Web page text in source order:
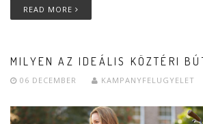
READ MORE
MILYEN AZ IDEÁLIS KÖZTÉRI
06 DECEMBER KAMPANYFELUGYELET